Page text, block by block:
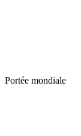
Portée mondiale